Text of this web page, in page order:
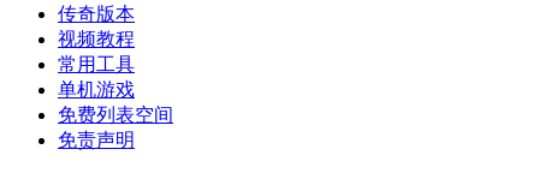
传奇版本
视频教程
常用工具
单机游戏
免费列表空间
免责声明